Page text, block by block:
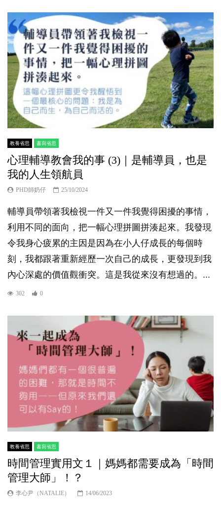
教養省思 書寫省思
心理輔導教會我的事 (3)｜是輔導員，也是
我的人生領航員
PHD師奶仔 25/10/2024
輔導員帶領著我檢視一件又一件我覺得困擾的事情，
利用不同的面向，把一幅心理拼圖拼湊起來。我發現
令我身心疲累的主因是因為在小人仔成長的每個時
刻，我都跟著重新經歷一次自己的成長，更發現到我
內心深處的價值觀衝突。這是我從來沒有想過的。...
302 0
教養省思 書寫省思
時間管理實用文１｜媽媽都需要成為「時間
管理大師」！？
李心尹（NATALIE） 14/06/2023